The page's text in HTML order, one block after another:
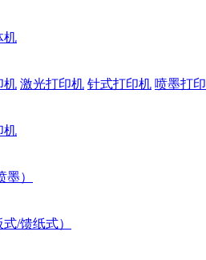
机
机 激光打印机 针式打印机 喷墨打
机
）
/馈纸式）